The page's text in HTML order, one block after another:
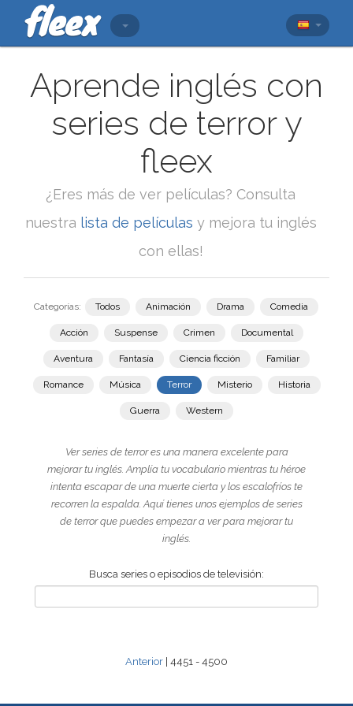
Aprende inglés con
series de terror y
fleex
¿Eres más de ver películas? Consulta
nuestra lista de películas y mejora tu inglés
con ellas!
Categorías: Todos Animación Drama Comedia
Acción Suspense Crimen Documental
Aventura Fantasía Ciencia ficción Familiar
Romance Música Terror Misterio Historia
Guerra Western
Ver series de terror es una manera excelente para
mejorar tu inglés. Amplía tu vocabulario mientras tu héroe
intenta escapar de una muerte cierta y los escalofríos te
recorren la espalda. Aquí tienes unos ejemplos de series
de terror que puedes empezar a ver para mejorar tu
inglés.
Busca series o episodios de televisión:
Anterior | 4451 - 4500